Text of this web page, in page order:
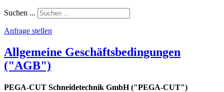
Suchen ...
Anfrage stellen
Allgemeine Geschäftsbedingungen
("AGB")
PEGA-CUT Schneidetechnik GmbH ("PEGA-CUT")